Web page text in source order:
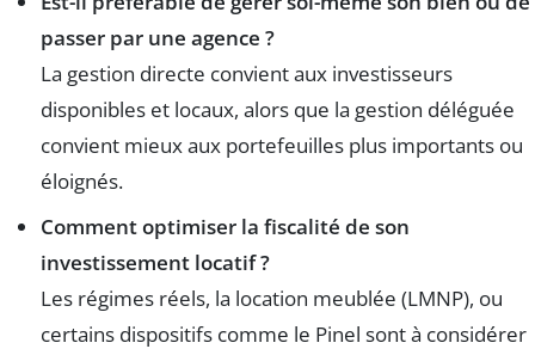
passer par une agence ?
La gestion directe convient aux investisseurs
disponibles et locaux, alors que la gestion déléguée
convient mieux aux portefeuilles plus importants ou
éloignés.
Comment optimiser la fiscalité de son
investissement locatif ?
Les régimes réels, la location meublée (LMNP), ou
certains dispositifs comme le Pinel sont à considérer